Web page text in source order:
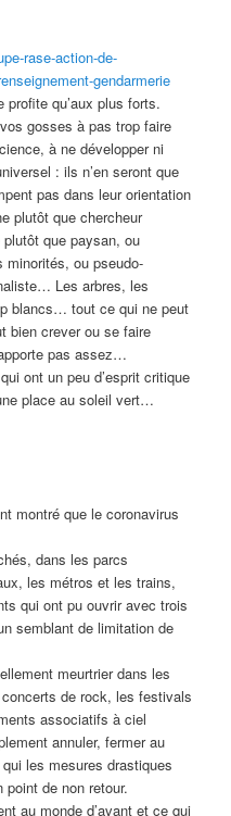
rase-action-de-
gendarmerie
qu’aux plus forts.
gosses à pas trop faire
à ne développer ni
: ils n’en seront que
pas dans leur orientation
plutôt que chercheur
que paysan, ou
minorités, ou pseudo-
Les arbres, les
blancs… tout ce qui ne peut
bien crever ou se faire
pas assez…
ont un peu d’esprit critique
place au soleil vert…
montré que le coronavirus
dans les parcs
les métros et les trains,
qui ont pu ouvrir avec trois
semblant de limitation de
meurtrier dans les
de rock, les festivals
associatifs à ciel
annuler, fermer au
les mesures drastiques
point de non retour.
au monde d’avant et ce qui